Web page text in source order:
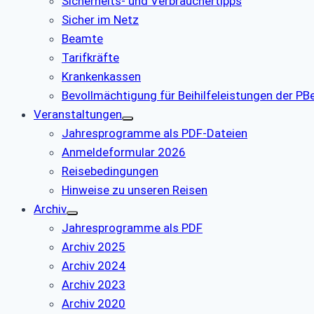
Sicher im Netz
Beamte
Tarifkräfte
Krankenkassen
Bevollmächtigung für Beihilfeleistungen der
Veranstaltungen
Jahresprogramme als PDF-Dateien
Anmeldeformular 2026
Reisebedingungen
Hinweise zu unseren Reisen
Archiv
Jahresprogramme als PDF
Archiv 2025
Archiv 2024
Archiv 2023
Archiv 2020